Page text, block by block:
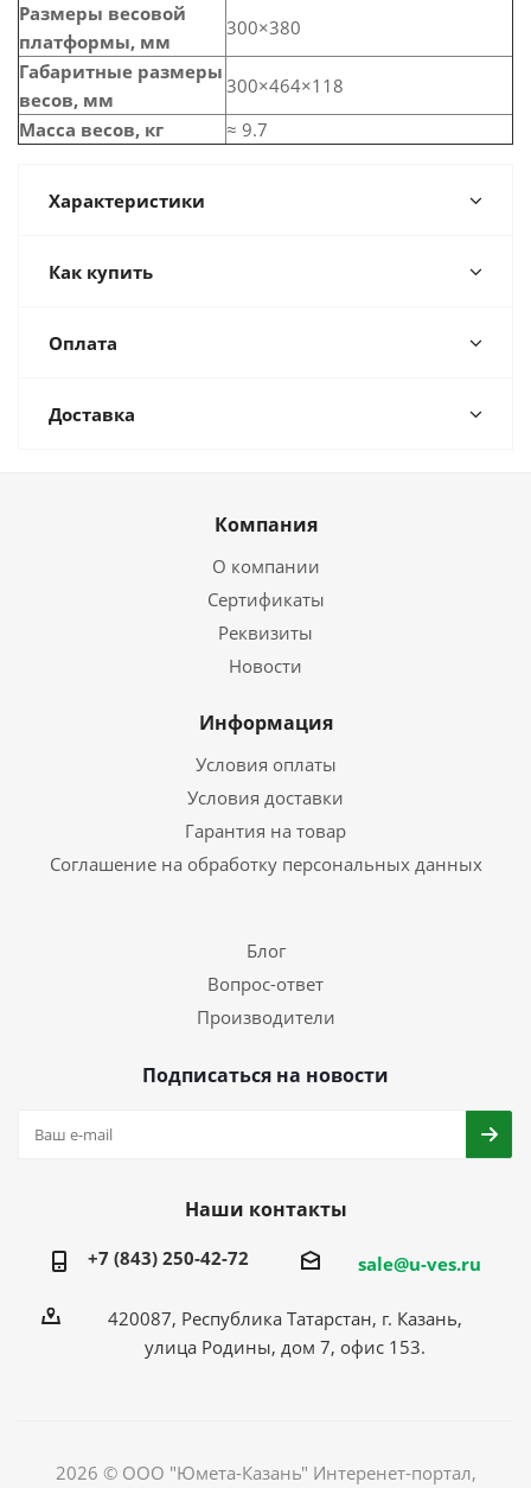
Размеры весовой
платформы, мм
300×380
Габаритные размеры
весов, мм
300×464×118
Масса весов, кг
≈ 9.7
Характеристики
Как купить
Оплата
Доставка
Компания
О компании
Сертификаты
Реквизиты
Новости
Информация
Условия оплаты
Условия доставки
Гарантия на товар
Соглашение на обработку персональных данных
Блог
Вопрос-ответ
Производители
Подписаться на новости
Наши контакты
+7 (843) 250-42-72 sale@u-ves.ru
420087, Республика Татарстан, г. Казань,
улица Родины, дом 7, офис 153.
2026 © ООО "Юмета-Казань" Интеренет-портал,